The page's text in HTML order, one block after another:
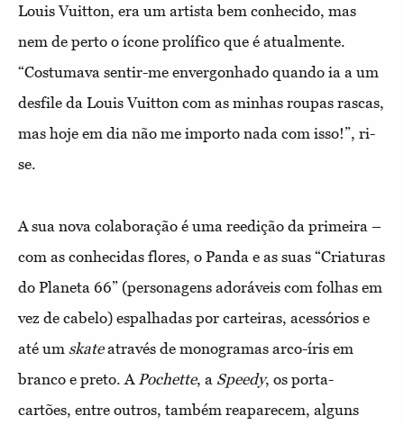
Louis Vuitton, era um artista bem conhecido, mas
nem de perto o ícone prolífico que é atualmente.
“Costumava sentir-me envergonhado quando ia a um
desfile da Louis Vuitton com as minhas roupas rascas,
mas hoje em dia não me importo nada com isso!”, ri-
se.
A sua nova colaboração é uma reedição da primeira –
com as conhecidas flores, o Panda e as suas “Criaturas
do Planeta 66” (personagens adoráveis com folhas em
vez de cabelo) espalhadas por carteiras, acessórios e
até um skateatravés de monogramas arco-íris em
branco e preto. A Pochette, a Speedy, os porta-
cartões, entre outros, também reaparecem, alguns